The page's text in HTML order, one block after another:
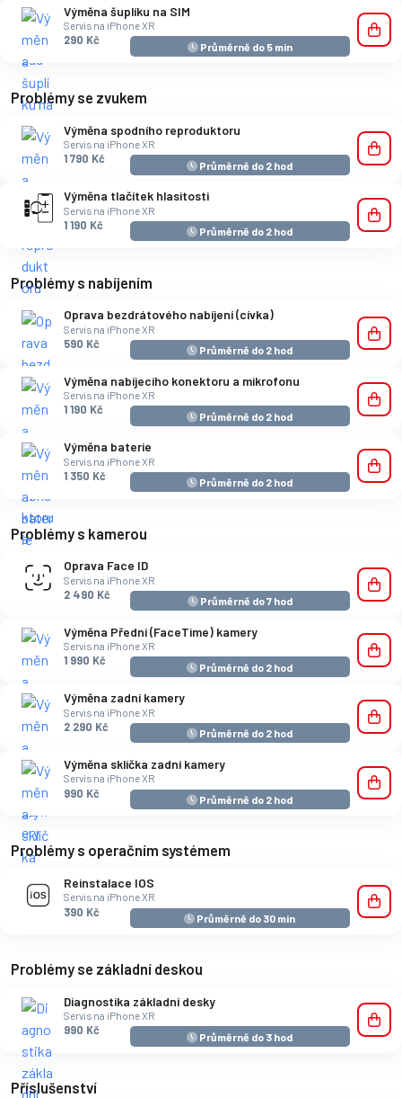
Výměna šuplíku na SIM
Servis na iPhone XR
290 Kč
Průměrně do 5 min
Problémy se zvukem
Výměna spodního reproduktoru
Servis na iPhone XR
1 790 Kč
Průměrně do 2 hod
Výměna tlačítek hlasitosti
Servis na iPhone XR
1 190 Kč
Průměrně do 2 hod
Problémy s nabíjením
Oprava bezdrátového nabíjení (cívka)
Servis na iPhone XR
590 Kč
Průměrně do 2 hod
Výměna nabíjecího konektoru a mikrofonu
Servis na iPhone XR
1 190 Kč
Průměrně do 2 hod
Výměna baterie
Servis na iPhone XR
1 350 Kč
Průměrně do 2 hod
Problémy s kamerou
Oprava Face ID
Servis na iPhone XR
2 490 Kč
Průměrně do 7 hod
Výměna Přední (FaceTime) kamery
Servis na iPhone XR
1 990 Kč
Průměrně do 2 hod
Výměna zadní kamery
Servis na iPhone XR
2 290 Kč
Průměrně do 2 hod
Výměna sklíčka zadní kamery
Servis na iPhone XR
990 Kč
Průměrně do 2 hod
Problémy s operačním systémem
Reinstalace IOS
Servis na iPhone XR
390 Kč
Průměrně do 30 min
Problémy se základní deskou
Diagnostika základní desky
Servis na iPhone XR
990 Kč
Průměrně do 3 hod
Příslušenství